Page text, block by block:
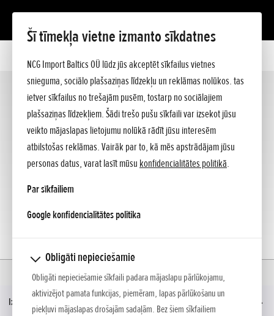
Šī tīmekļa vietne izmanto sīkdatnes
NCG Import Baltics OÜ lūdz jūs akceptēt sīkfailus vietnes
snieguma, sociālo plašsaziņas līdzekļu un reklāmas nolūkos. tas
ietver sīkfailus no trešajām pusēm, tostarp no sociālajiem
plašsaziņas līdzekļiem. Šādi trešo pušu sīkfaili var izsekot jūsu
veikto mājaslapas lietojumu nolūkā rādīt jūsu interesēm
atbilstošas reklāmas. Vairāk par to, kā mēs apstrādājam jūsu
personas datus, varat lasīt mūsu konfidencialitātes politikā.
Par sīkfailiem
Google konfidencialitātes politikaopens in a new tab
Obligāti nepieciešamie
Obligāti nepieciešamie sīkfaili padara mājaslapu pārlūkojamu,
aktivizējot pamata funkcijas, piemēram, lapas pārlūkošanu un
piekļuvi mājaslapas drošajām sadaļām. Bez šiem sīkfailiem
Pļaujmašīnas
Krūmgrieži un trimmeri
Akumulatoru produkti
Zemes frēzes
VERSATOOL™
Ūdenssūkņi
Mehāniskās ķerras
Krūmšķēres Lapu pūtēji
Sniega meteji
Honda Engine
MIIMO(4)
Modelis
Izvēlne